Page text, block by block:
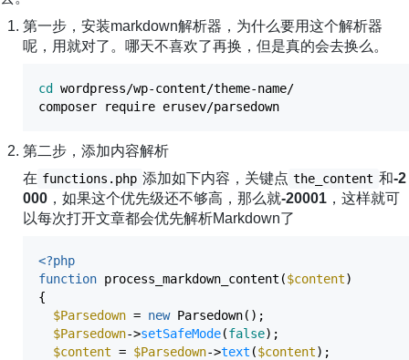
第一步，安装markdown解析器，为什么要用这个解析器
呢，用就对了。哪天不喜欢了再换，但是真的会去换么。
cd wordpress/wp-content/theme-name/
composer require erusev/parsedown
第二步，添加内容解析
在 functions.php 添加如下内容，关键点 the_content 和-2
000 ，如果这个优先级还不够高，那么就-20001 ，这样就可
以每次打开文章都会优先解析Markdown了
<?php
function process_markdown_content ($content)
{
$Parsedown = newParsedown( ) ;
$Parsedown->setSafeMode(false) ;
$content = $Parsedown->text ($content) ;